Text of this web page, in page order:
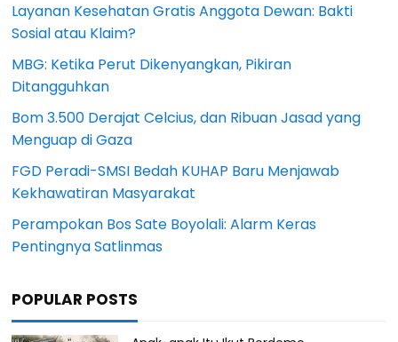
Layanan Kesehatan Gratis Anggota Dewan: Bakti
Sosial atau Klaim?
MBG: Ketika Perut Dikenyangkan, Pikiran
Ditangguhkan
Bom 3.500 Derajat Celcius, dan Ribuan Jasad yang
Menguap di Gaza
FGD Peradi-SMSI Bedah KUHAP Baru Menjawab
Kekhawatiran Masyarakat
Perampokan Bos Sate Boyolali: Alarm Keras
Pentingnya Satlinmas
POPULAR POSTS